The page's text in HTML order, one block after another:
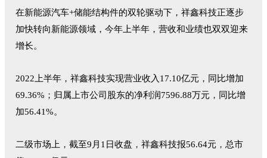
在新能源汽车+储能结构件的双轮驱动下，祥鑫科技正逐步
加快转向新能源领域，今年上半年，营收和业绩也双双迎来
增长。
2022上半年，祥鑫科技实现营业收入17.10亿元，同比增加
69.36%；归属上市公司股东的净利润7596.88万元，同比增
加56.41%。
二级市场上，截至9月1日收盘，祥鑫科技报56.64元，总市